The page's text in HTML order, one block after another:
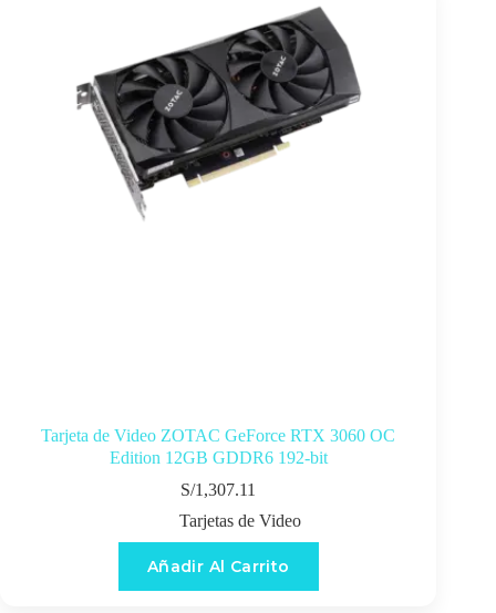
Tarjeta de Video ZOTAC GeForce RTX 3060 OC
Edition 12GB GDDR6 192-bit
S/1,307.11
Tarjetas de Video
Añadir Al Carrito